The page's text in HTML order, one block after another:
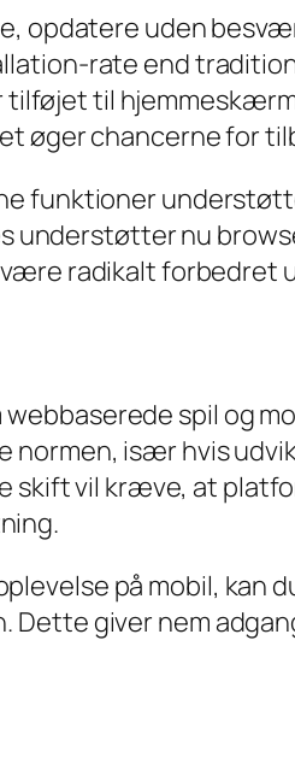
opdatere uden
rate end
til
øger chancerne for
funktioner
nu
radikalt forbedret
spil og
normen, især hvis
skift vil kræve, at
på mobil, kan
giver nem